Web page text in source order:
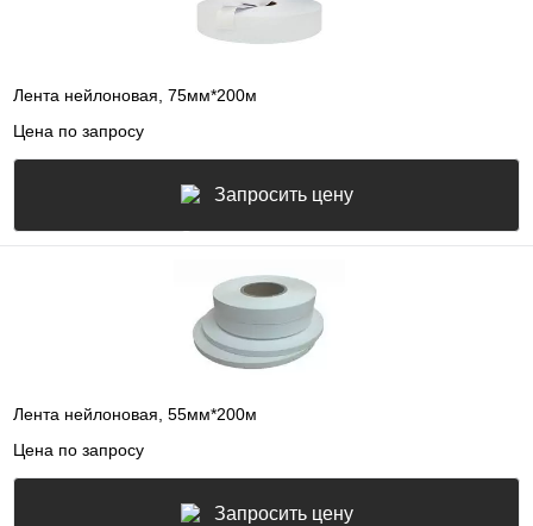
Лента нейлоновая, 75мм*200м
Цена по запросу
Запросить цену
Лента нейлоновая, 55мм*200м
Цена по запросу
Запросить цену